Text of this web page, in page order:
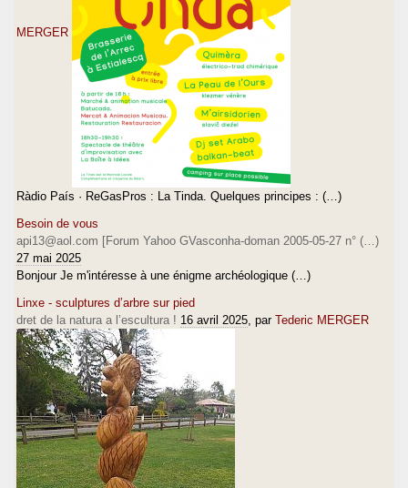
MERGER
Ràdio País · ReGasPros : La Tinda. Quelques principes : (…)
Besoin de vous
api13@aol.com [Forum Yahoo GVasconha-doman 2005-05-27 n° (…)
27 mai 2025
Bonjour Je m'intéresse à une énigme archéologique (…)
Linxe - sculptures d’arbre sur pied
dret de la natura a l’escultura ! 16 avril 2025 , par Tederic MERGER